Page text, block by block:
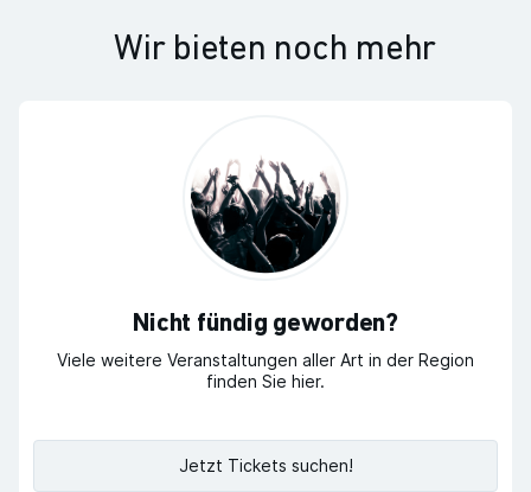
Wir bieten noch mehr
Nicht fündig geworden?
Viele weitere Veranstaltungen aller Art in der Region
finden Sie hier.
Jetzt Tickets suchen!